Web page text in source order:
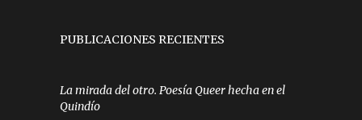
PUBLICACIONES RECIENTES
La mirada del otro. Poesía Queer hecha en el
Quindío